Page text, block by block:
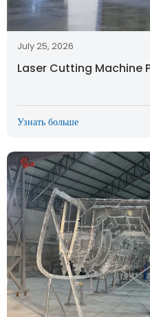
July 25, 2026
Laser Cutting Machine
Узнать больше